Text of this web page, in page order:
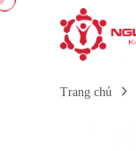
Trang chủ